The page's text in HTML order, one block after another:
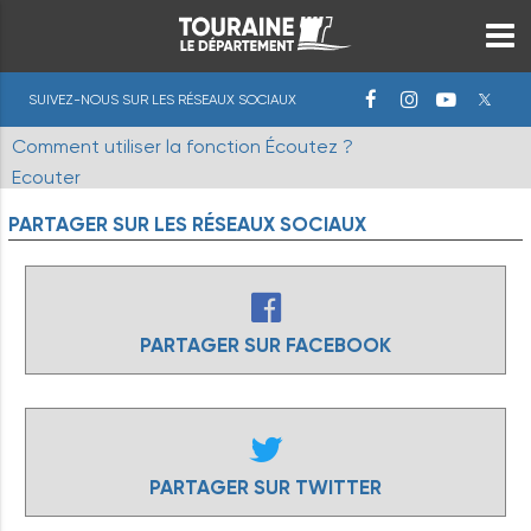
SUIVEZ-NOUS SUR LES RÉSEAUX SOCIAUX
Comment utiliser la fonction Écoutez ?
Ecouter
PARTAGER SUR LES RÉSEAUX SOCIAUX
PARTAGER SUR FACEBOOK
PARTAGER SUR TWITTER